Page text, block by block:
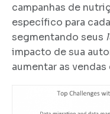
campanhas de
específico para cada
segmentando seus
impacto de sua
aumentar as